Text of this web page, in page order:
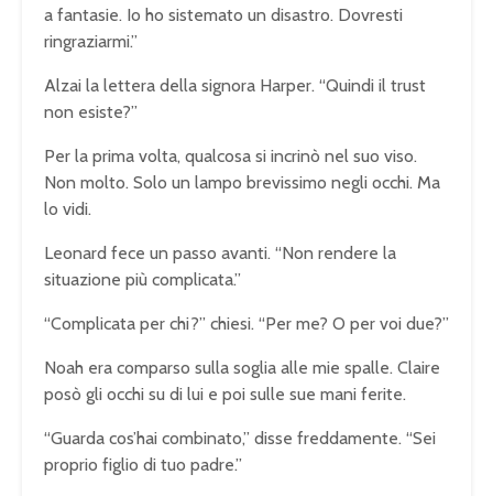
a fantasie. Io ho sistemato un disastro. Dovresti
ringraziarmi.”
Alzai la lettera della signora Harper. “Quindi il trust
non esiste?”
Per la prima volta, qualcosa si incrinò nel suo viso.
Non molto. Solo un lampo brevissimo negli occhi. Ma
lo vidi.
Leonard fece un passo avanti. “Non rendere la
situazione più complicata.”
“Complicata per chi?” chiesi. “Per me? O per voi due?”
Noah era comparso sulla soglia alle mie spalle. Claire
posò gli occhi su di lui e poi sulle sue mani ferite.
“Guarda cos’hai combinato,” disse freddamente. “Sei
proprio figlio di tuo padre.”